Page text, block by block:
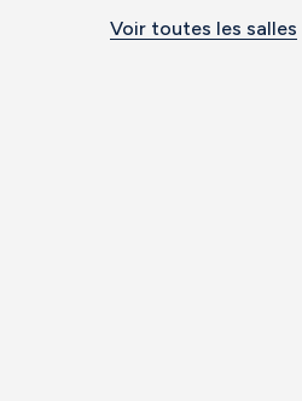
Voir toutes les salles